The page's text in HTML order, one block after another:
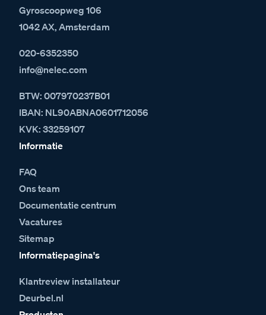
Gyroscoopweg 106
1042 AX, Amsterdam
020-6352350
info@nelec.com
BTW: 007970237B01
IBAN: NL90ABNA0601712056
KVK: 33259107
Informatie
FAQ
Ons team
Documentatie centrum
Vacatures
Sitemap
Informatiepagina's
Klantreview installateur
Deurbel.nl